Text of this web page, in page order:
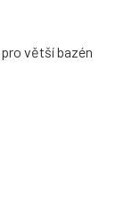
větší bazén